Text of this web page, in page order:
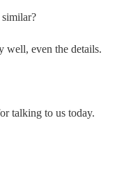
well, even the details.
talking to us today.